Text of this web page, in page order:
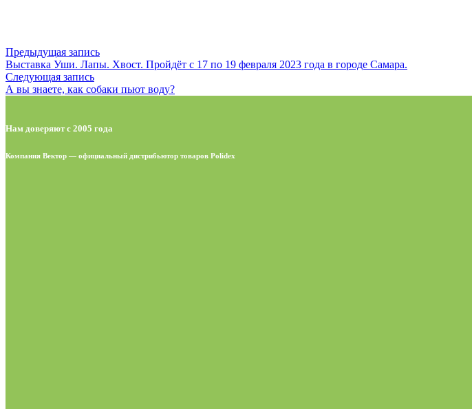
Предыдущая запись
Выставка Уши. Лапы. Хвост. Пройдёт c 17 по 19 февраля 2023 года в городе Самара.
Следующая запись
А вы знаете, как собаки пьют воду?
Нам доверяют с 2005 года
Компания Вектор — официальный дистрибьютор товаров Polidex